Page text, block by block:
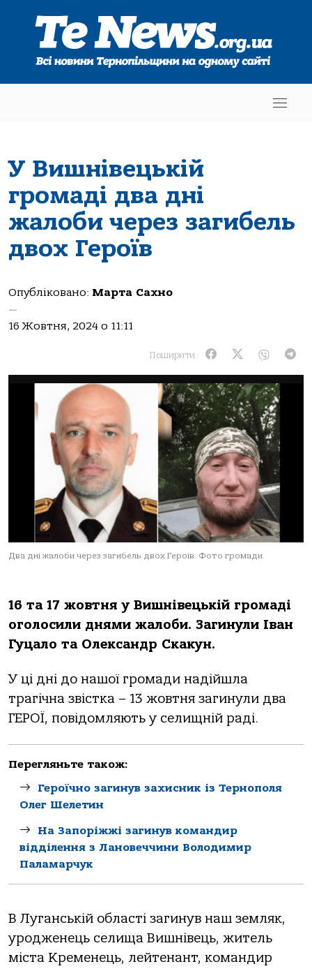
У Вишнівецькій
громаді два дні
жалоби через загибель
двох Героїв
Опубліковано: Марта Сахно
—
16 Жовтня, 2024 о 11:11
Поширити:
Два дні жалоби через загибель двох Героїв. Фото громади.
16 та 17 жовтня у Вишнівецькій громаді
оголосили днями жалоби. Загинули Іван
Гуцало та Олександр Скакун.
У ці дні до нашої громади надійшла
трагічна звістка – 13 жовтня загинули два
ГЕРОЇ, повідомляють у селищній раді.
Перегляньте також:
Героїчно загинув захисник із Тернополя
Олег Шелетин
На Запоріжжі загинув командир
відділення з Лановеччини Володимир
Паламарчук
В Луганській області загинув наш земляк,
уродженець селища Вишнівець, житель
міста Кременець, лейтенант, командир